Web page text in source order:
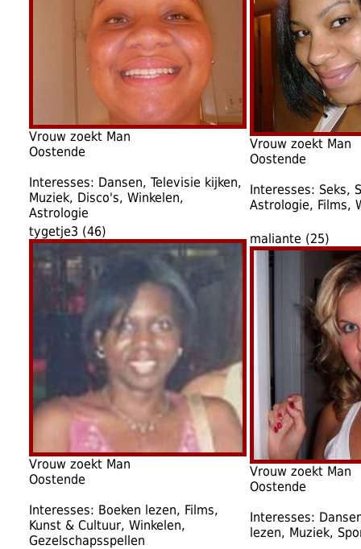
Vrouw zoekt Man
Oostende
Interesses: Dansen, Televisie kijken,
Muziek, Disco's, Winkelen,
Astrologie
Vrouw zoekt Man
Oostende
Interesses: Seks,
Astrologie, Films,
tygetje3 (46)
Vrouw zoekt Man
Oostende
Interesses: Boeken lezen, Films,
Kunst & Cultuur, Winkelen,
Gezelschapsspellen
maliante (25)
Vrouw zoekt Man
Oostende
Interesses:
lezen, Muziek,